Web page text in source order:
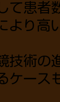
て患者
より高
技術の
ケース